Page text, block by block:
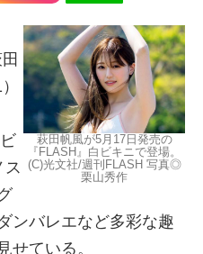
萩田帆風が5月17日発売の
『FLASH』白ビキニで登場。
(C)光文社/週刊FLASH 写真◎
栗山秀作
ス
ンバレエなど多彩な趣
せている。